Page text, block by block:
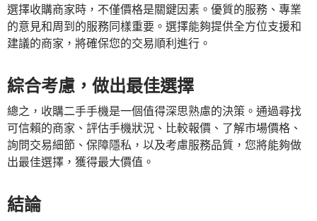
選擇收購商家時，不僅價格是關鍵因素。優質的服務、專業
的意見和周到的服務同樣重要。選擇能夠提供全方位支援和
建議的商家，將確保您的交易順利進行。
綜合考慮，做出最佳選擇
總之，收購二手手機是一個值得深思熟慮的決策。通過尋找
可信賴的商家、評估手機狀況、比較報價、了解市場價格、
詢問交易細節、保障隱私，以及考慮服務品質，您將能夠做
出最佳選擇，獲得最大價值。
結論